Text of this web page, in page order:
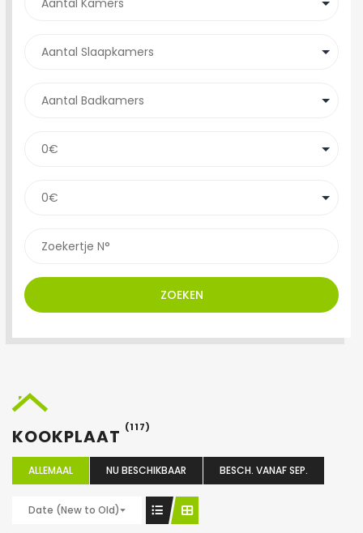
ZOEKEN
KOOKPLAAT (117)
ALLEMAAL NU BESCHIKBAAR BESCH. VANAF SEP.
Date (New to Old)